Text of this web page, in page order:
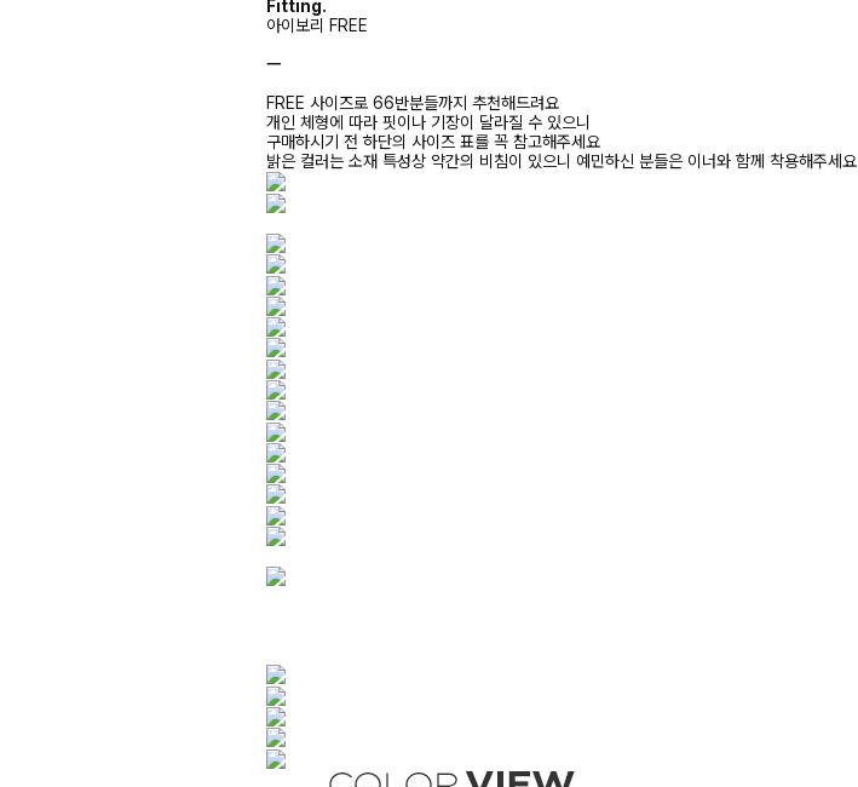
Fitting.
아이보리 FREE
ㅡ
FREE 사이즈로 66반분들까지 추천해드려요
개인 체형에 따라 핏이나 기장이 달라질 수 있으니
구매하시기 전 하단의 사이즈 표를 꼭 참고해주세요
밝은 컬러는 소재 특성상 약간의 비침이 있으니 예민하신 분들은 이너와 함께 착용해주세요